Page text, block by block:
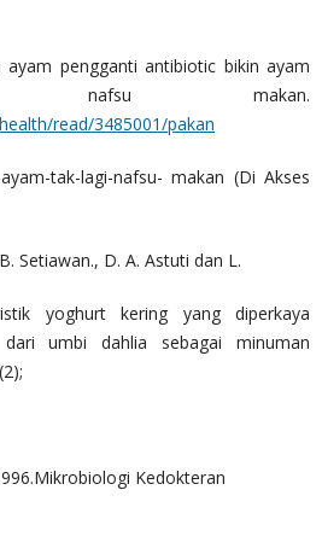
ayam pengganti antibiotic bikin ayam
makan.
read/3485001/pakan
tak-lagi-nafsu- makan (Di Akses
Setiawan., D. A. Astuti dan L.
yoghurt kering yang diperkaya
umbi dahlia sebagai minuman
Kedokteran